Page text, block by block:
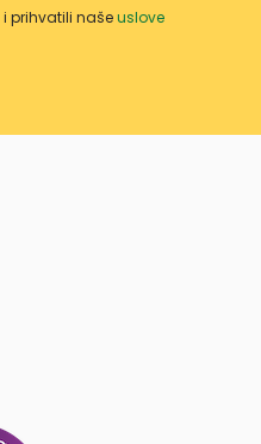
i prihvatili našeuslove